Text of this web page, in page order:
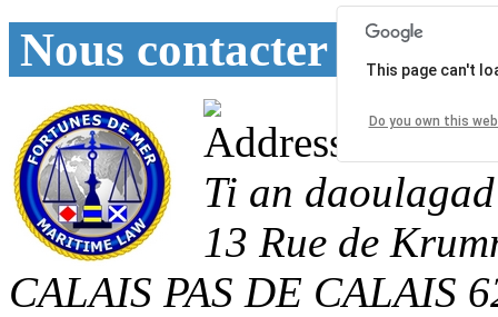
Nous contacter
Ti an
13 Rue de
CALAIS PAS DE CALAIS
This page can't
Do you own this